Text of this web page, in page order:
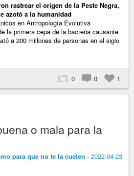
rastrear el origen de la Peste Negra,
azotó a la humanidad
en Antropología Evolutiva
la primera cepa de la bacteria causante
a 200 millones de personas en el siglo
0 0 1
o mala para la
para que no te la cuelen - 2022-04-23